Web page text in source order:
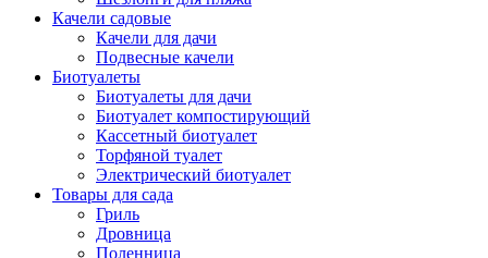
Качели садовые
Качели для дачи
Подвесные качели
Биотуалеты
Биотуалеты для дачи
Биотуалет компостирующий
Кассетный биотуалет
Торфяной туалет
Электрический биотуалет
Товары для сада
Гриль
Дровница
Поленница